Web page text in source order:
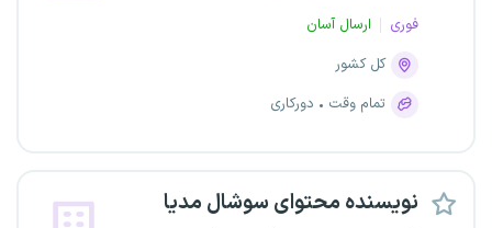
فوری
ارسال آسان
کل کشور
تمام وقت
دورکاری
نویسنده محتوای سوشال مدیا